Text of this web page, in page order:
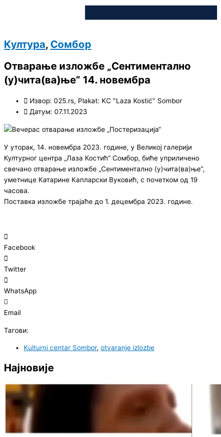
Култура, Сомбор
Отварање изложбе „Сентиментално
(у)чита(ва)ње” 14. новембра
Извор: 025.rs, Plakat: KC "Laza Kostić" Sombor
Датум: 07.11.2023
У уторак, 14. новембра 2023. године, у Великој галерији
Културног центра „Лаза Костић” Сомбор, биће уприличено
свечано отварање изложбе „Сентиментално (у)чита(ва)ње”,
уметнице Катарине Капларски Вуковић, с почетком од 19
часова.
Поставка изложбе трајаће до 1. децембра 2023. године.
Facebook
Twitter
WhatsApp
Email
Тагови:
Kulturni centar Sombor, otvaranje izlozbe
Најновије